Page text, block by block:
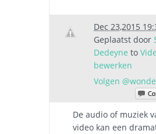
Dec 23,2015
Geplaatst door
Dedeyne to
bewerken
Volgen
De audio of muziek
video kan een